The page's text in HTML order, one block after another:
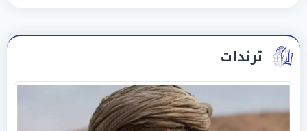
ترندات